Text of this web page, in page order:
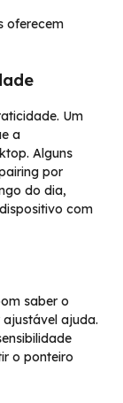
oferecem
Um
a
Alguns
por
do dia,
com
saber o
ajuda.
o ponteiro